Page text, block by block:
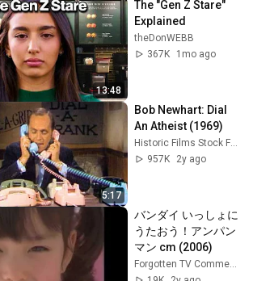
13:48
The "Gen Z Stare"
Explained
theDonWEBB
367K
1mo ago
5:17
Bob Newhart: Dial
An Atheist (1969)
Historic Films Stock Footage Archive
957K
2y ago
バンダイ いっしょに
うたおう！アンパン
マン cm (2006)
Forgotten TV Commercials